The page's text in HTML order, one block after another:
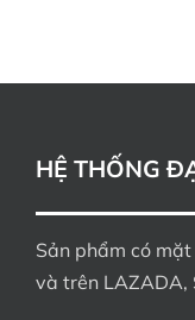
HỆ THỐNG
Sản phẩm có
và trên LAZADA,